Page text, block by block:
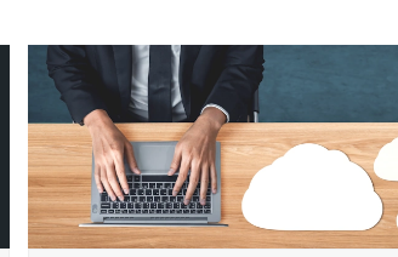
Requisitos de seguridad para
Administración Pública
29 julio, 2026
Las entidades públicas exigen